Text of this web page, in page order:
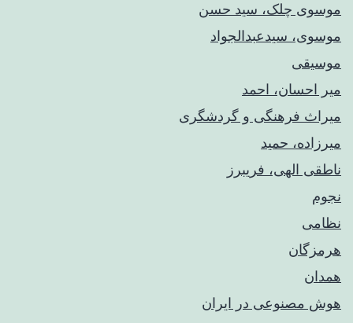
موسوی چلک، سید حسن
موسوی، سیدعبدالجواد
موسیقی
میر احسان، احمد
میراث فرهنگی و گردشگری
میرزاده، حمید
ناطقی الهی، فریبرز
نجوم
نظامی
هرمزگان
همدان
هوش مصنوعی در ایران